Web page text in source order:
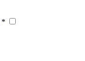
*